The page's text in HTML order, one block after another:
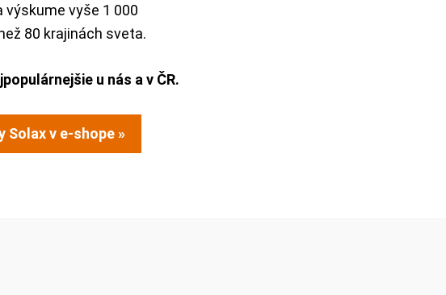
výskume vyše 1 000
80 krajinách sveta.
u nás a v ČR.
Solax v e-shope »